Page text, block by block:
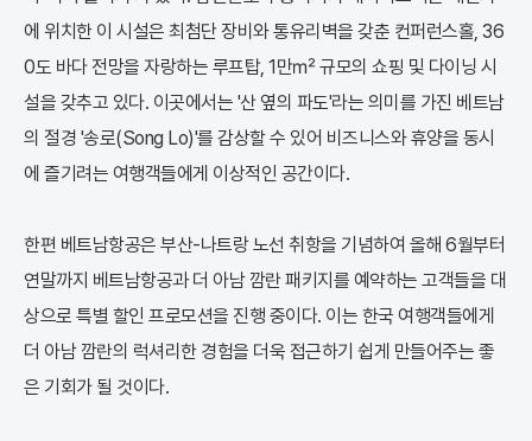
에 위치한 이 시설은 최첨단 장비와 통유리벽을 갖춘 컨퍼런스홀, 36
0도 바다 전망을 자랑하는 루프탑, 1만㎡ 규모의 쇼핑 및 다이닝 시
설을 갖추고 있다. 이곳에서는 '산 옆의 파도'라는 의미를 가진 베트남
의 절경 '송로(Song Lo)'를 감상할 수 있어 비즈니스와 휴양을 동시
에 즐기려는 여행객들에게 이상적인 공간이다.
한편 베트남항공은 부산-나트랑 노선 취항을 기념하여 올해 6월부터
연말까지 베트남항공과 더 아남 깜란 패키지를 예약하는 고객들을 대
상으로 특별 할인 프로모션을 진행 중이다. 이는 한국 여행객들에게
더 아남 깜란의 럭셔리한 경험을 더욱 접근하기 쉽게 만들어주는 좋
은 기회가 될 것이다.